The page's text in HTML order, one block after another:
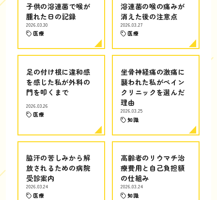
子供の溶連菌で喉が
腫れた日の記録
2026.03.30
医療
溶連菌の喉の痛みが
消えた後の注意点
2026.03.27
医療
足の付け根に違和感
を感じた私が外科の
門を叩くまで
2026.03.26
医療
坐骨神経痛の激痛に
襲われた私がペイン
クリニックを選んだ
理由
2026.03.25
知識
脇汗の苦しみから解
放されるための病院
受診案内
2026.03.24
医療
高齢者のリウマチ治
療費用と自己負担額
の仕組み
2026.03.24
知識